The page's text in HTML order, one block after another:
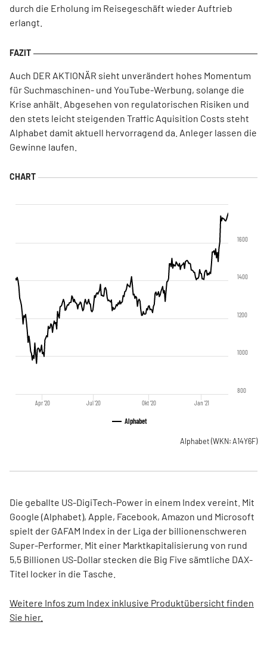
durch die Erholung im Reisegeschäft wieder Auftrieb
erlangt.
Auch DER AKTIONÄR sieht unverändert hohes Momentum
für Suchmaschinen- und YouTube-Werbung, solange die
Krise anhält. Abgesehen von regulatorischen Risiken und
den stets leicht steigenden Traffic Aquisition Costs steht
Alphabet damit aktuell hervorragend da. Anleger lassen die
Gewinne laufen.
Alphabet
Jul '20 Jan '21
Apr '20 Okt '20
800
1000
1200
1400
1600
Alphabet (WKN: A14Y6F)
Die geballte US-DigiTech-Power in einem Index vereint. Mit
Google (Alphabet), Apple, Facebook, Amazon und Microsoft
spielt der GAFAM Index in der Liga der billionenschweren
Super-Performer. Mit einer Marktkapitalisierung von rund
5,5 Billionen US-Dollar stecken die Big Five sämtliche DAX-
Titel locker in die Tasche.
Weitere Infos zum Index inklusive Produktübersicht finden
Sie hier.